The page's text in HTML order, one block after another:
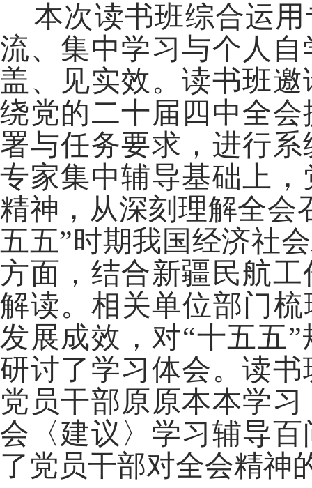
本次读书班综合运用
流、集中学习与个人
盖、见实效。读书班
绕党的二十届四中全
署与任务要求，进行
专家集中辅导基础上
精神，从深刻理解全会
五五”时期我国经济社
方面，结合新疆民航
解读。相关单位部门
发展成效，对“十五五
研讨了学习体会。读
党员干部原原本本学
会〈建议〉学习辅导
了党员干部对全会精神